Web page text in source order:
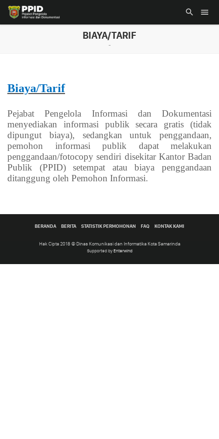
BIAYA/TARIF
-
Biaya/Tarif
Pejabat Pengelola Informasi dan Dokumentasi
menyediakan informasi publik secara gratis (tidak
dipungut biaya), sedangkan untuk penggandaan,
pemohon informasi publik dapat melakukan
penggandaan/fotocopy sendiri disekitar Kantor Badan
Publik (PPID) setempat atau biaya penggandaan
ditanggung oleh Pemohon Informasi.
BERANDA BERITA STATISTIK PERMOHONAN FAQ KONTAK KAMI
Hak Cipta 2018 © Dinas Komunikasi dan Informatika Kota Samarinda
Supported by Enterwind